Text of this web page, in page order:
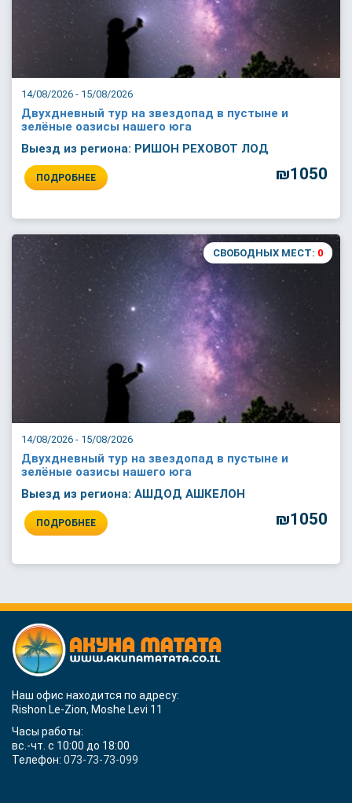
14/08/2026 - 15/08/2026
Двухдневный тур на звездопад в пустыне и
зелёные оазисы нашего юга
Выезд из региона: РИШОН РЕХОВОТ ЛОД
ПОДРОБНЕЕ ₪1050
14/08/2026 - 15/08/2026
СВОБОДНЫХ МЕСТ: 0
Двухдневный тур на звездопад в пустыне и
зелёные оазисы нашего юга
Выезд из региона: АШДОД АШКЕЛОН
ПОДРОБНЕЕ ₪1050
Наш офис находится по адресу:
Rishon Le-Zion, Moshe Levi 11
Часы работы:
вс.-чт. с 10:00 до 18:00
Телефон: 073-73-73-099